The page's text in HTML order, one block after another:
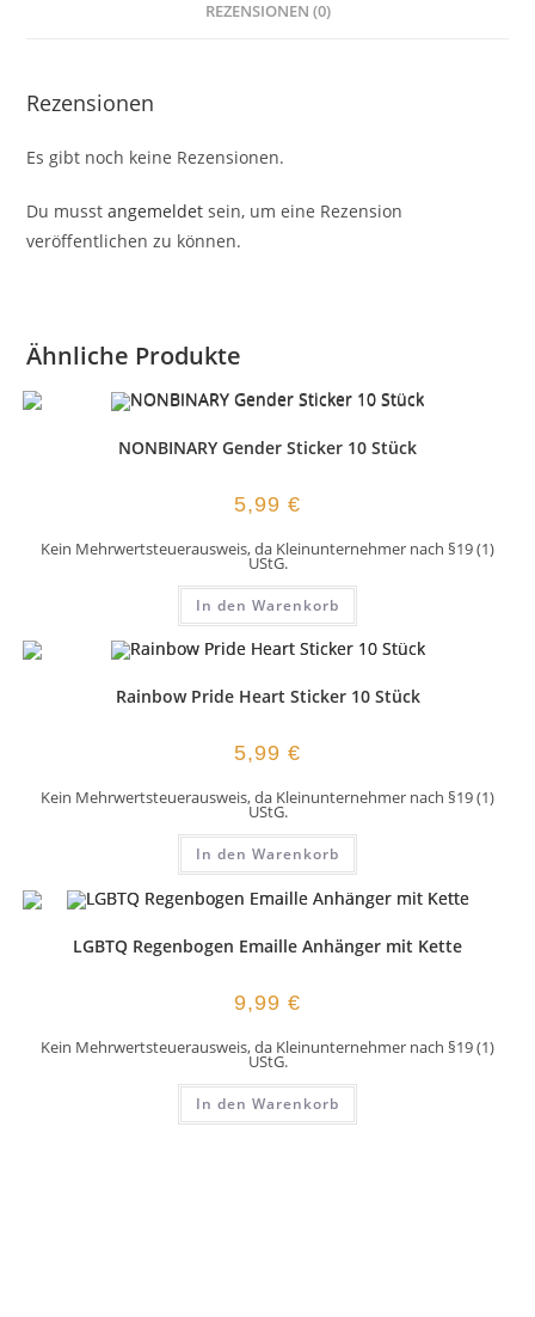
REZENSIONEN (0)
Rezensionen
Es gibt noch keine Rezensionen.
Du musstangemeldet sein, um eine Rezension
veröffentlichen zu können.
Ähnliche Produkte
NONBINARY Gender Sticker 10 Stück
5,99 €
Kein Mehrwertsteuerausweis, da Kleinunternehmer nach §19 (1)
UStG.
In den Warenkorb
Rainbow Pride Heart Sticker 10 Stück
5,99 €
Kein Mehrwertsteuerausweis, da Kleinunternehmer nach §19 (1)
UStG.
In den Warenkorb
LGBTQ Regenbogen Emaille Anhänger mit Kette
9,99 €
Kein Mehrwertsteuerausweis, da Kleinunternehmer nach §19 (1)
UStG.
In den Warenkorb